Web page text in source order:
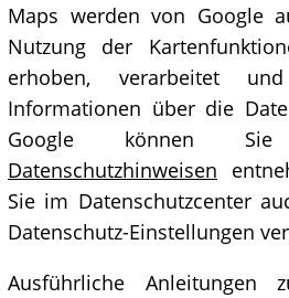
Maps werden von Google
Nutzung der
erhoben, verarbeitet
Informationen über die
Google können
Datenschutzhinweisen
Sie im Datenschutzcenter
Datenschutz-Einstellungen
Ausführliche Anleitungen